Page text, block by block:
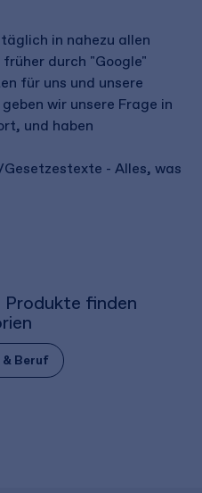
in nahezu allen
durch "Google"
für uns und unsere
wir unsere Frage in
und haben
- Alles, was
Produkte finden
Beruf